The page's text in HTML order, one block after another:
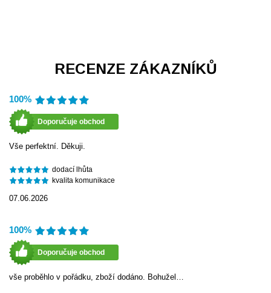
RECENZE ZÁKAZNÍKŮ
100%
Doporučuje obchod
Vše perfektní. Děkuji.
dodací lhůta
kvalita komunikace
07.06.2026
100%
Doporučuje obchod
vše proběhlo v pořádku, zboží dodáno. Bohužel…